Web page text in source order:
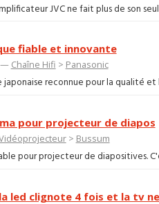
JVC ne fait plus de son
fiable et innovante
— Chaîne Hifi > Panasonic
reconnue pour la qualité
pour projecteur de diapos
> Bussum
pour projecteur de diapositives.
led clignote 4 fois et la tv ne